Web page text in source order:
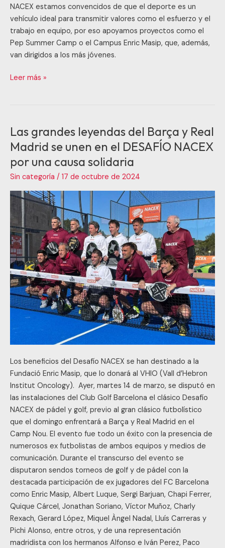
NACEX estamos convencidos de que el deporte es un
vehículo ideal para transmitir valores como el esfuerzo y el
trabajo en equipo, por eso apoyamos proyectos como el
Pep Summer Camp o el Campus Enric Masip, que, además,
van dirigidos a los más jóvenes.
Leer más »
Las grandes leyendas del Barça y Real
Madrid se unen en el DESAFÍO NACEX
por una causa solidaria
Sin categoría / 17 de octubre de 2024
Los beneficios del Desafío NACEX se han destinado a la
Fundació Enric Masip, que lo donará al VHIO (Vall d’Hebron
Institut Oncology). Ayer, martes 14 de marzo, se disputó en
las instalaciones del Club Golf Barcelona el clásico Desafío
NACEX de pádel y golf, previo al gran clásico futbolístico
que el domingo enfrentará a Barça y Real Madrid en el
Camp Nou. El evento fue todo un éxito con la presencia de
numerosos ex futbolistas de ambos equipos y medios de
comunicación. Durante el transcurso del evento se
disputaron sendos torneos de golf y de pádel con la
destacada participación de ex jugadores del FC Barcelona
como Enric Masip, Albert Luque, Sergi Barjuan, Chapi Ferrer,
Quique Cárcel, Jonathan Soriano, Víctor Muñoz, Charly
Rexach, Gerard López, Miquel Àngel Nadal, Lluís Carreras y
Pichi Alonso, entre otros, y de una representación
madridista con los hermanos Alfonso e Iván Perez, Paco
Las
grandes
leyendas
del
Barça
y
Real
Madrid
se
unen
en
el
DESAFÍO
NACEX
por
una
solidaria